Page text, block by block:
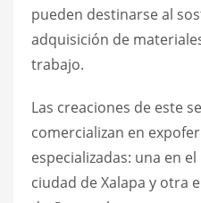
pueden destinarse al
adquisición de
trabajo.
Las creaciones de este
comercializan en
especializadas: una en
ciudad de Xalapa y otra